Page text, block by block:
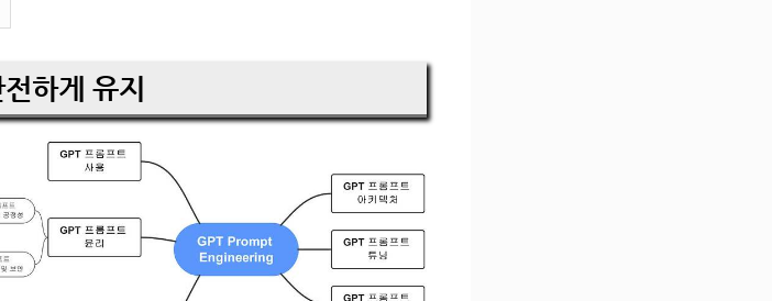
하게 유지